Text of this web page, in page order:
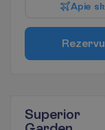
Apie sk
Rezervu
Superior